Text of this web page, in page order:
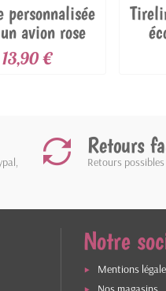
personnalisée
avion rose
13,90 €
Retours
Retours
Notre
Mentions